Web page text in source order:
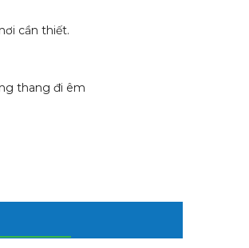
cần thiết.
thang đi êm